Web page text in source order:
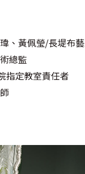
、黃佩瑩/長堤布
總監
定教室責任者